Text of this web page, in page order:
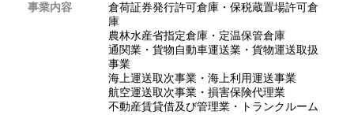
事業内容
倉荷証券発行許可倉庫・保税蔵置場許可倉
庫
農林水産省指定倉庫・定温保管倉庫
通関業・貨物自動車運送業・貨物運送取扱
事業
海上運送取次事業・海上利用運送事業
航空運送取次事業・損害保険代理業
不動産賃貸借及び管理業・トランクルーム